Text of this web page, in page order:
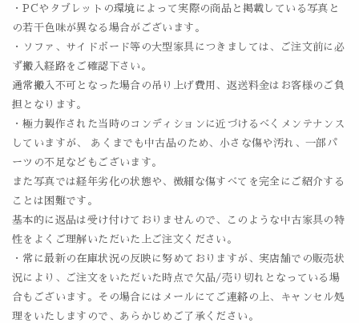
・PCやタブレットの環境によって実際の商品と掲載している写真と
の若干色味が異なる場合がございます。
・ソファ、サイドボード等の大型家具につきましては、ご注文前に必
ず搬入経路をご確認下さい。
通常搬入不可となった場合の吊り上げ費用、返送料金はお客様のご負
担となります。
・極力製作された当時のコンディションに近づけるべくメンテナンス
していますが、 あくまでも中古品のため、小さな傷や汚れ、一部パ
ーツの不足などもございます。
また写真では経年劣化の状態や、微細な傷すべてを完全にご紹介する
ことは困難です。
基本的に返品は受け付けておりませんので、このような中古家具の特
性をよくご理解いただいた上ご注文ください。
・常に最新の在庫状況の反映に努めておりますが、実店舗での販売状
況により、ご注文をいただいた時点で欠品/売り切れとなっている場
合もございます。その場合にはメールにてご連絡の上、キャンセル処
理をいたしますので、あらかじめご了承ください。